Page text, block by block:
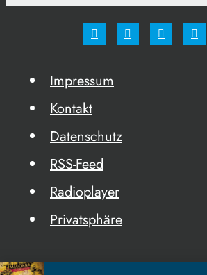
Impressum
Kontakt
Datenschutz
RSS-Feed
Radioplayer
Privatsphäre